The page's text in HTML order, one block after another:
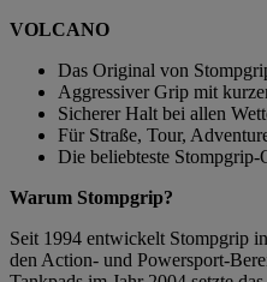
VOLCANO
Das Original von
Aggressiver Grip mit
Sicherer Halt bei allen
Für Straße, Tour,
Die beliebteste
Warum Stompgrip?
Seit 1994 entwickelt Stompgrip
den Action- und Powersport-